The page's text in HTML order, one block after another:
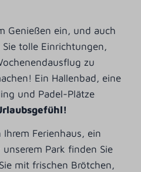
Genießen ein, und auch
tolle Einrichtungen,
zu
Ein Hallenbad, eine
und Padel-Plätze
Ferienhaus, ein
Park finden Sie
mit frischen Brötchen,